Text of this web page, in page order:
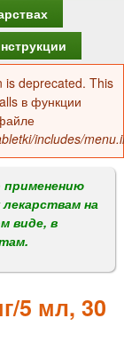
is deprecated. This
в функции
includes/
применению
на
виде, в
5 мл, 30